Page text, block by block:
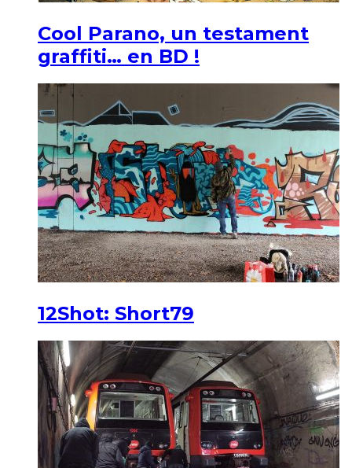
Cool Parano, un testament
graffiti… en BD !
12Shot: Short79